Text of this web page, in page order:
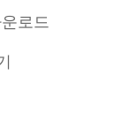
로드